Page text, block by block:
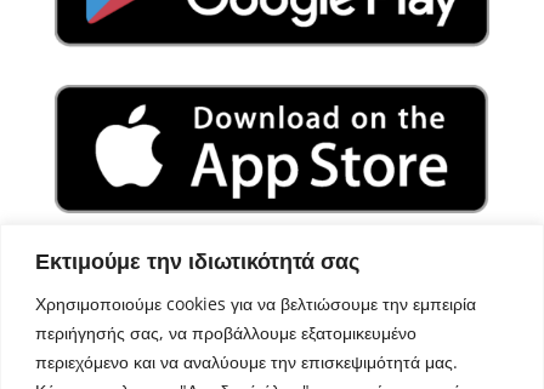
Εκτιμούμε την ιδιωτικότητά σας
Χρησιμοποιούμε cookies για να βελτιώσουμε την εμπειρία
περιήγησής σας, να προβάλλουμε εξατομικευμένο
περιεχόμενο και να αναλύουμε την επισκεψιμότητά μας.